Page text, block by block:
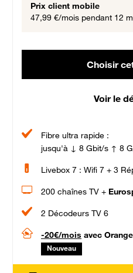
Prix client mobile
47,99 €/mois pendant 12
Choisir
Voir le
Fibre ultra rapide :
jusqu'à ↓ 8 Gbit/s ↑ 8
Livebox 7 : Wifi 7 + 3
200 chaînes TV +
2 Décodeurs TV 6
-20€/mois avec
Nouveau